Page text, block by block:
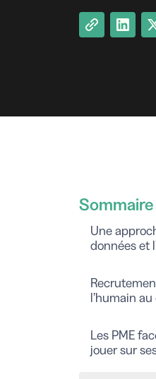
Sommaire
Une
données et
l’humain
Les PME
jouer sur